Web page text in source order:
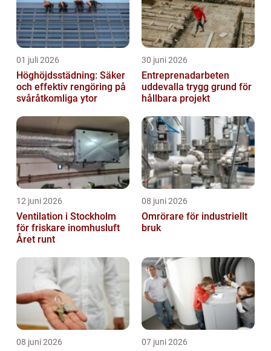
01 juli 2026
Höghöjdsstädning: Säker
och effektiv rengöring på
svåråtkomliga ytor
30 juni 2026
Entreprenadarbeten
uddevalla trygg grund för
hållbara projekt
12 juni 2026
Ventilation i Stockholm
för friskare inomhusluft
Året runt
08 juni 2026
Omrörare för industriellt
bruk
08 juni 2026 07 juni 2026